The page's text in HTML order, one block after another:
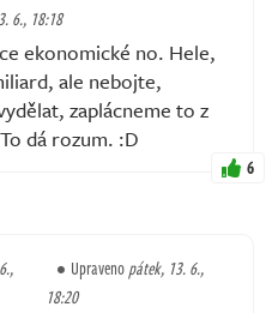
6., 18:18
ekonomické no. Hele,
ale nebojte,
zaplácneme to z
dá rozum. :D
6
Upravenopátek, 13. 6.,
18:20